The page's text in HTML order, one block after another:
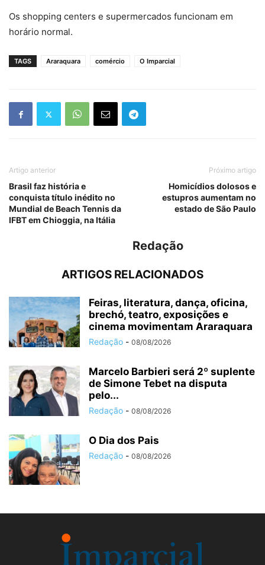
Os shopping centers e supermercados funcionam em
horário normal.
TAGS Araraquara comércio O Imparcial
Artigo anterior
Brasil faz história e
conquista título inédito no
Mundial de Beach Tennis da
IFBT em Chioggia, na Itália
Próximo artigo
Homicídios dolosos e
estupros aumentam no
estado de São Paulo
Redação
ARTIGOS RELACIONADOS
Feiras, literatura, dança, oficina,
brechó, teatro, exposições e
cinema movimentam Araraquara
Redação - 08/08/2026
Marcelo Barbieri será 2º suplente
de Simone Tebet na disputa
pelo...
Redação - 08/08/2026
O Dia dos Pais
Redação - 08/08/2026